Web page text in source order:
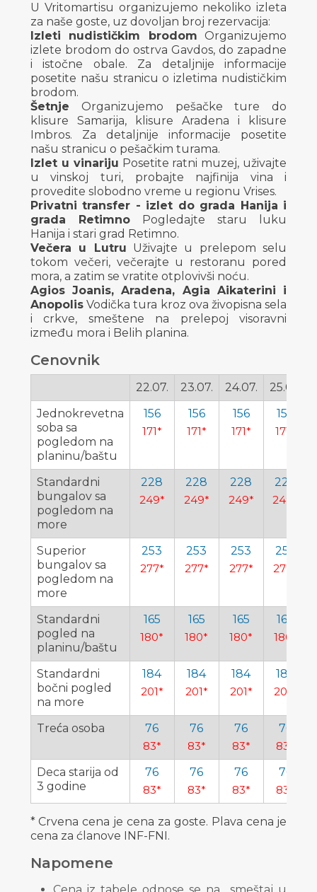
U Vritomartisu organizujemo nekoliko izleta
za naše goste, uz dovoljan broj rezervacija:
Izleti nudističkim brodom Organizujemo
izlete brodom do ostrva Gavdos, do zapadne
i istočne obale. Za detaljnije informacije
posetite našu stranicu o izletima nudističkim
brodom.
Šetnje Organizujemo pešačke ture do
klisure Samarija, klisure Aradena i klisure
Imbros. Za detaljnije informacije posetite
našu stranicu o pešačkim turama.
Izlet u vinariju Posetite ratni muzej, uživajte
u vinskoj turi, probajte najfinija vina i
provedite slobodno vreme u regionu Vrises.
Privatni transfer - izlet do grada Hanija i
grada RetimnoPogledajte staru luku
Hanija i stari grad Retimno.
Večera u Lutru Uživajte u prelepom selu
tokom večeri, večerajte u restoranu pored
mora, a zatim se vratite otplovivši noću.
Agios Joanis, Aradena, Agia Aikaterini i
AnopolisVodička tura kroz ova živopisna sela
i crkve, smeštene na prelepoj visoravni
između mora i Belih planina.
Cenovnik
22.07. 23.07. 24.07. 25.07.
Jednokrevetna
soba sa
pogledom na
planinu/baštu
156
171*
156
171*
156
171*
156
171*
Standardni
bungalov sa
pogledom na
more
228
249*
228
249*
228
249*
228
249*
Superior
bungalov sa
pogledom na
more
253
277*
253
277*
253
277*
253
277*
Standardni
pogled na
planinu/baštu
165
180*
165
180*
165
180*
165
180*
Standardni
bočni pogled
na more
184
201*
184
201*
184
201*
184
201*
Treća osoba
76
83*
76
83*
76
83*
76
83*
Deca starija od
3 godine
76
83*
76
83*
76
83*
76
83*
* Crvena cena je cena za goste. Plava cena je
cena za ćlanove INF-FNI.
Napomene